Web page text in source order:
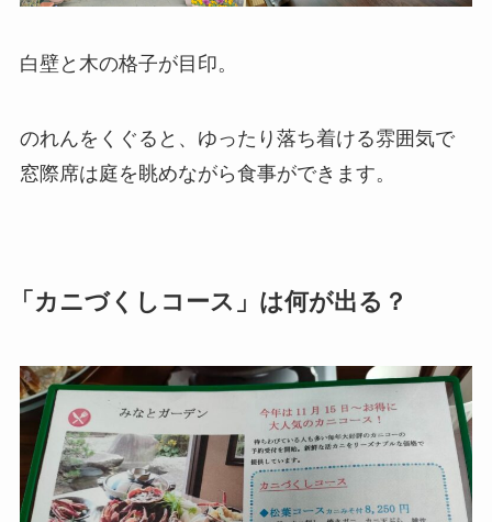
白壁と木の格子が目印。
のれんをくぐると、ゆったり落ち着ける雰囲気で
窓際席は庭を眺めながら食事ができます。
「カニづくしコース」は何が出る？